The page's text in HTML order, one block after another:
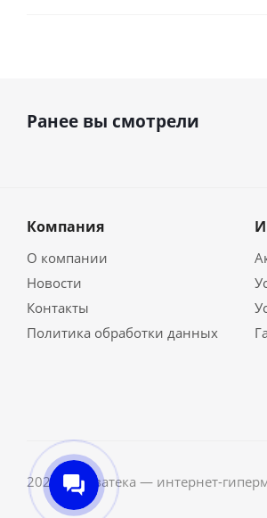
Ранее вы смотрели
Компания
О компании
Новости
Контакты
Политика обработки данных
2026 © Неватека — интернет-